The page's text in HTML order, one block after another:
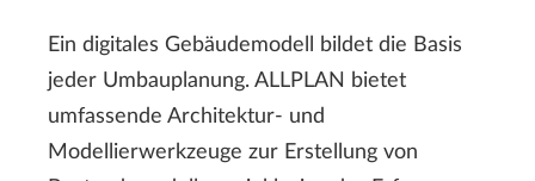
Ein digitales Gebäudemodell bildet die Basis
jeder Umbauplanung. ALLPLAN bietet
umfassende Architektur- und
Modellierwerkzeuge zur Erstellung von